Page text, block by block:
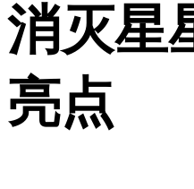
消灭星
亮点